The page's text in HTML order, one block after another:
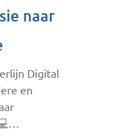
naar
Digital
en